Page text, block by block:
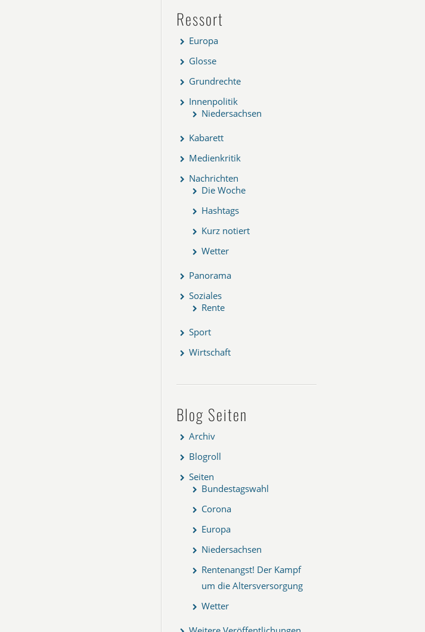
Ressort
Europa
Glosse
Grundrechte
Innenpolitik
Niedersachsen
Kabarett
Medienkritik
Nachrichten
Die Woche
Hashtags
Kurz notiert
Wetter
Panorama
Soziales
Rente
Sport
Wirtschaft
Blog Seiten
Archiv
Blogroll
Seiten
Bundestagswahl
Corona
Europa
Niedersachsen
Rentenangst! Der Kampf
um die Altersversorgung
Wetter